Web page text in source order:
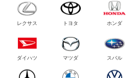
レクサス トヨタ ホンダ
ダイハツ マツダ スバル